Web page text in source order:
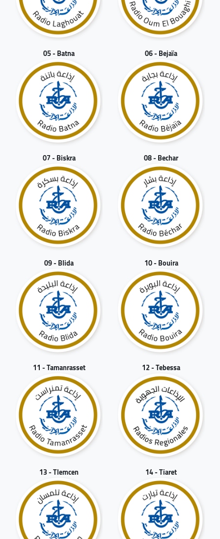
05 - Batna 06 - Bejaïa
07 - Biskra 08 - Bechar
09 - Blida 10 - Bouira
11 - Tamanrasset 12 - Tebessa
13 - Tlemcen 14 - Tiaret